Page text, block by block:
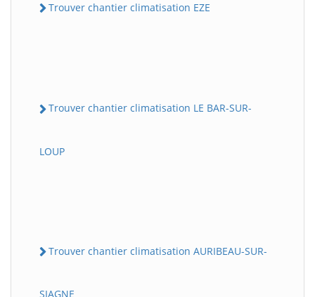
Trouver chantier climatisation EZE
Trouver chantier climatisation LE BAR-SUR-
LOUP
Trouver chantier climatisation AURIBEAU-SUR-
SIAGNE